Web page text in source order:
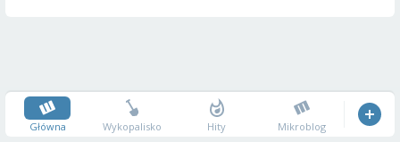
Główna Wykopalisko Hity Mikroblog